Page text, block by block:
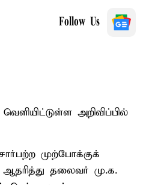
Follow Us
அறிவிப்பில்
முற்போக்குக்
தலைவர் மு.க.